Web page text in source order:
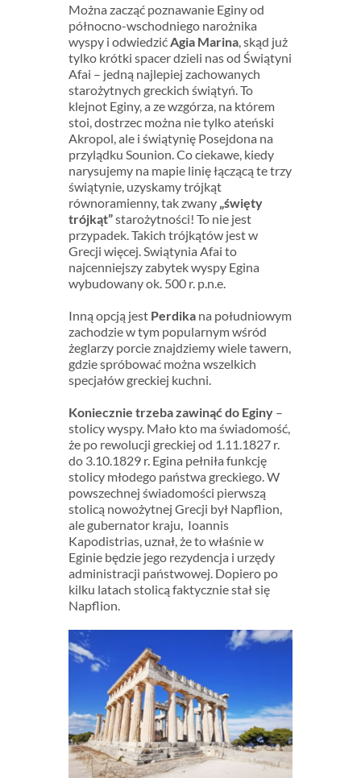
Można zacząć poznawanie Eginy od
północno-wschodniego narożnika
wyspy i odwiedzićAgia Marina, skąd już
tylko krótki spacer dzieli nas od Świątyni
Afai – jedną najlepiej zachowanych
starożytnych greckich świątyń. To
klejnot Eginy, a ze wzgórza, na którem
stoi, dostrzec można nie tylko ateński
Akropol, ale i świątynię Posejdona na
przylądku Sounion. Co ciekawe, kiedy
narysujemy na mapie linię łączącą te trzy
świątynie, uzyskamy trójkąt
równoramienny, tak zwany „święty
trójkąt”starożytności! To nie jest
przypadek. Takich trójkątów jest w
Grecji więcej. Swiątynia Afai to
najcenniejszy zabytek wyspy Egina
wybudowany ok. 500 r. p.n.e.
Inną opcją jest Perdikana południowym
zachodzie w tym popularnym wśród
żeglarzy porcie znajdziemy wiele tawern,
gdzie spróbować można wszelkich
specjałów greckiej kuchni.
Koniecznie trzeba zawinąć do Eginy–
stolicy wyspy. Mało kto ma świadomość,
że po rewolucji greckiej od 1.11.1827 r.
do 3.10.1829 r. Egina pełniła funkcję
stolicy młodego państwa greckiego. W
powszechnej świadomości pierwszą
stolicą nowożytnej Grecji był Napflion,
ale gubernator kraju, Ioannis
Kapodistrias, uznał, że to właśnie w
Eginie będzie jego rezydencja i urzędy
administracji państwowej. Dopiero po
kilku latach stolicą faktycznie stał się
Napflion.